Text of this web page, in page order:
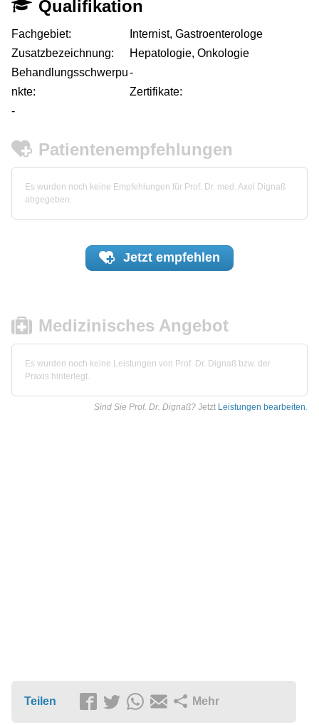
Qualifikation
Fachgebiet:
Internist, Gastroenterologe
Zusatzbezeichnung:
Hepatologie, Onkologie
Behandlungsschwerpu
nkte:
-
Zertifikate:
-
Patientenempfehlungen
Es wurden noch keine Empfehlungen für Prof. Dr. med. Axel Dignaß
abgegeben.
Jetzt empfehlen
Medizinisches Angebot
Es wurden noch keine Leistungen von Prof. Dr. Dignaß bzw. der
Praxis hinterlegt.
Sind Sie Prof. Dr. Dignaß? Jetzt Leistungen bearbeiten.
Teilen Mehr